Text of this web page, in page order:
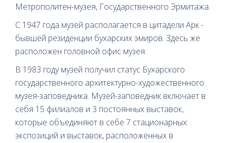
Метрополитен-музея, Государственного Эрмитажа.
С 1947 года музей располагается в цитадели Арк -
бывшей резиденции бухарских эмиров. Здесь же
расположен головной офис музея.
В 1983 году музей получил статус Бухарского
государственного архитектурно-художественного
музея-заповедника. Музей-заповедник включает в
себя 15 филиалов и 3 постоянных выставок,
которые объединяют в себе 7 стационарных
экспозиций и выставок, расположенных в